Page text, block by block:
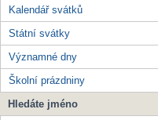
Kalendář svátků
Státní svátky
Významné dny
Školní prázdniny
Hledáte jméno